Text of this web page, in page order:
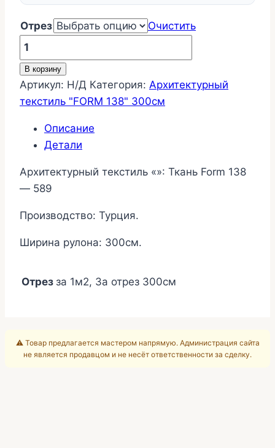
Отрез
Очистить
Количество
товара
Ткань
Form
138
589
В корзину
Артикул: Н/Д Категория: Архитектурный
текстиль "FORM 138" 300см
Описание
Детали
Архитектурный текстиль «»: Ткань Form 138
— 589
Производство: Турция.
Ширина рулона: 300см.
Отрез за 1м2, За отрез 300см
⚠️ Товар предлагается мастером напрямую. Администрация сайта
не является продавцом и не несёт ответственности за сделку.